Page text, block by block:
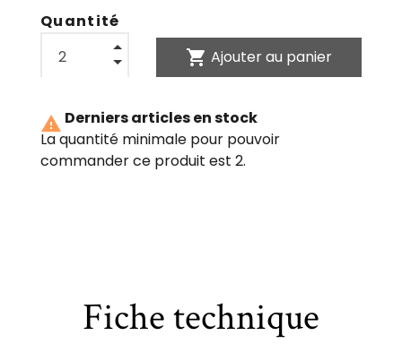
Quantité
shopping_cart Ajouter au panier
 Derniers articles en stock
La quantité minimale pour pouvoir
commander ce produit est 2.
Fiche technique